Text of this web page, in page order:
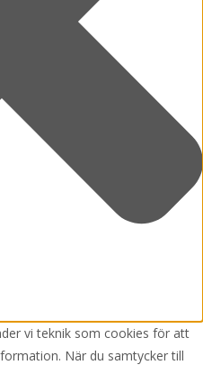
vi teknik som cookies för att
När du samtycker till